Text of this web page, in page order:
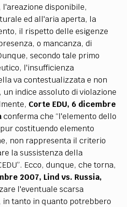
disponibile,
ed all'aria aperta, la
il rispetto delle esigenze
o mancanza, di
secondo tale primo
l'insufficienza
va contestualizzata e non
indice assoluto di violazione
Corte EDU, 6 dicembre
conferma che “l'elemento dello
costituendo elemento
non rappresenta il criterio
la sussistenza della
Ecco, dunque, che torna,
2007, Lind vs. Russia,
l'eventuale scarsa
tanto in quanto potrebbero